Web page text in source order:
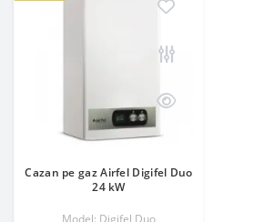
Cazan pe gaz Airfel Digifel Duo
24 kW
Model: Digifel Duo